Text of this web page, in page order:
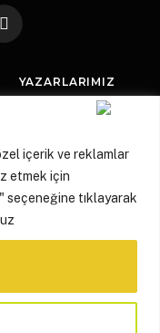
içerik ve reklamlar
etmek için
seçeneğine tıklayarak
Instagram
YAZARLARIMIZ
| Tüm Hakları Saklıdır